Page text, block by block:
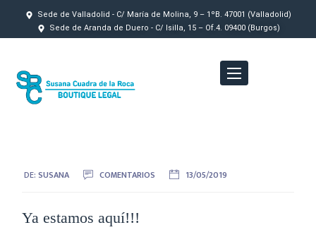
Sede de Valladolid - C/ María de Molina, 9 – 1ºB. 47001 (Valladolid)
Sede de Aranda de Duero - C/ Isilla, 15 – Of.4. 09400 (Burgos)
DE:SUSANA COMENTARIOS 13/05/2019
Ya estamos aquí!!!